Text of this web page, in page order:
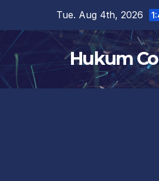
content
Tue. Aug 4th, 2026
Hukum